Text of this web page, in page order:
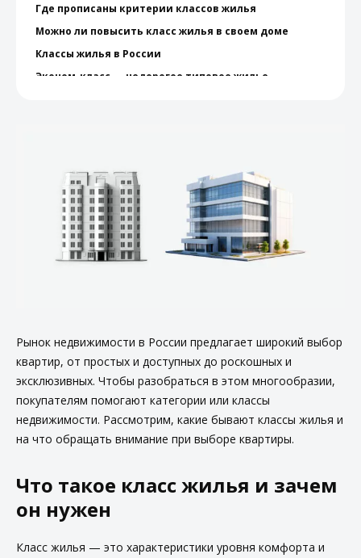
Где прописаны критерии классов жилья
Можно ли повысить класс жилья в своем доме
Классы жилья в России
Эконом-класс — недорогое типовое жилье
квартиры
Классы жилья в России: сравнительная таблица
Какой класс выбрать
Коротко о главном
Рынок недвижимости в России предлагает широкий выбор
квартир, от простых и доступных до роскошных и
эксклюзивных. Чтобы разобраться в этом многообразии,
покупателям помогают категории или классы
недвижимости. Рассмотрим, какие бывают классы жилья и
на что обращать внимание при выборе квартиры.
Что такое класс жилья и зачем
он нужен
Класс жилья — это характеристики уровня комфорта и